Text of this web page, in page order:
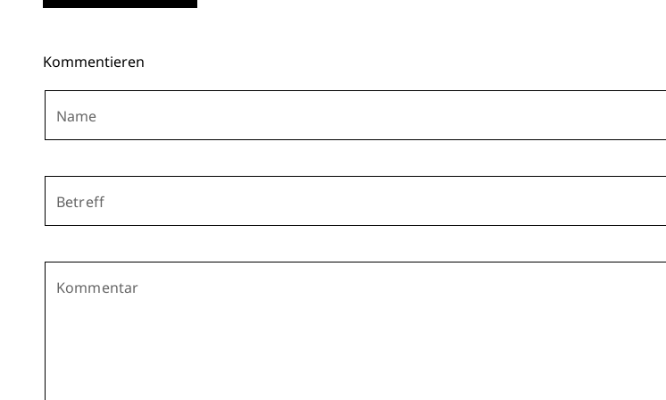
Kommentieren
Name
Betreff
Kommentar